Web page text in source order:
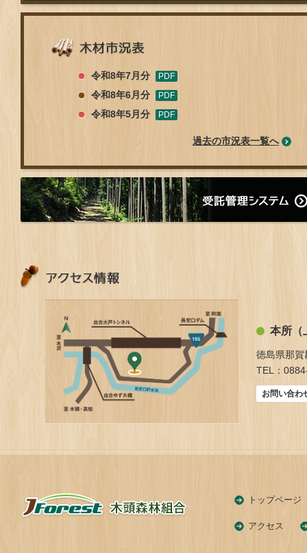
令和8年7月分
令和8年6月分
令和8年5月分
過去の市況表一覧へ
本所（
徳島県那
TEL：
お問い合わ
トップページ
アクセス